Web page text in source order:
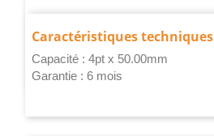
Caractéristiques techniques
Capacité : 4pt x 50.00mm
Garantie : 6 mois